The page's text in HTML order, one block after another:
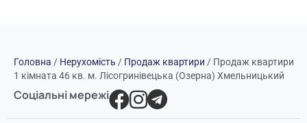
Головна / Нерухомість / Продаж квартири / Продаж квартири
1 кімната 46 кв. м. Лісогринівецька (Озерна) Хмельницький
Соціальні мережі